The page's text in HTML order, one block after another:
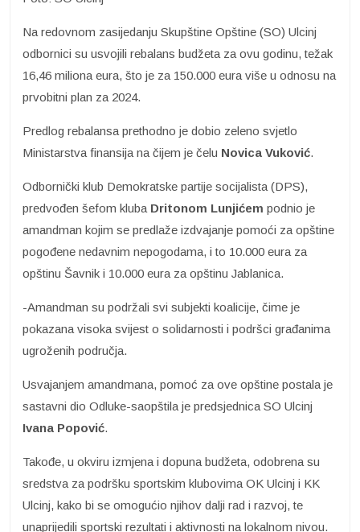
Na redovnom zasijedanju Skupštine Opštine (SO) Ulcinj
odbornici su usvojili rebalans budžeta za ovu godinu, težak
16,46 miliona eura, što je za 150.000 eura više u odnosu na
prvobitni plan za 2024.
Predlog rebalansa prethodno je dobio zeleno svjetlo
Ministarstva finansija na čijem je čelu Novica Vuković.
Odbornički klub Demokratske partije socijalista (DPS),
predvođen šefom kluba Dritonom Lunjićem podnio je
amandman kojim se predlaže izdvajanje pomoći za opštine
pogođene nedavnim nepogodama, i to 10.000 eura za
opštinu Šavnik i 10.000 eura za opštinu Jablanica.
-Amandman su podržali svi subjekti koalicije, čime je
pokazana visoka svijest o solidarnosti i podršci građanima
ugroženih područja.
Usvajanjem amandmana, pomoć za ove opštine postala je
sastavni dio Odluke-saopštila je predsjednica SO Ulcinj
Ivana Popović.
Takođe, u okviru izmjena i dopuna budžeta, odobrena su
sredstva za podršku sportskim klubovima OK Ulcinj i KK
Ulcinj, kako bi se omogućio njihov dalji rad i razvoj, te
unaprijedili sportski rezultati i aktivnosti na lokalnom nivou.